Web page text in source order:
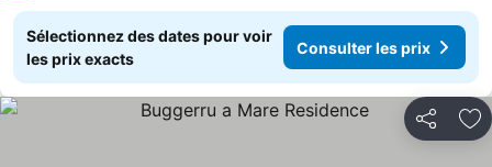
Sélectionnez des dates pour voir
les prix exacts
Consulter les prix
Partager